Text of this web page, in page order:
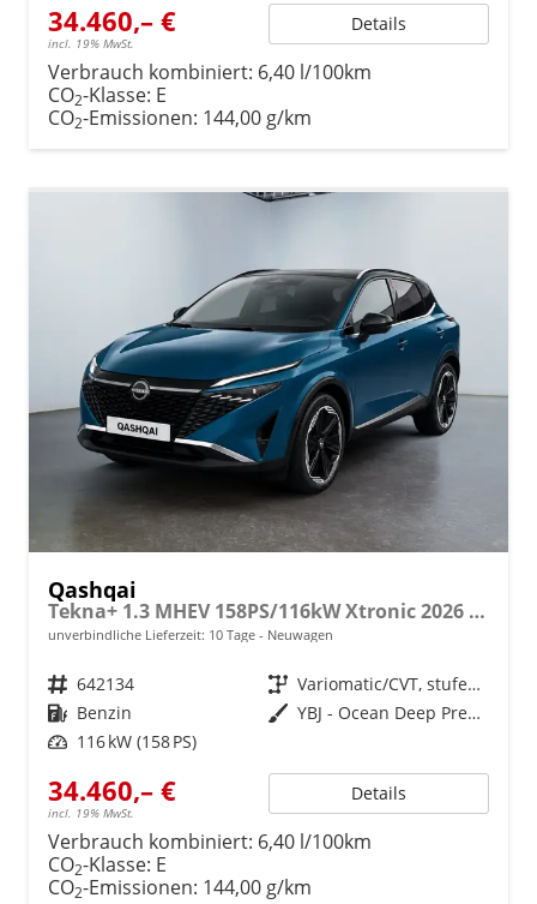
34.460,– €
incl. 19% MwSt.
Details
Verbrauch kombiniert: 6,40 l/100km
CO2-Klasse: E
CO2-Emissionen: 144,00 g/km
Qashqai
Tekna+ 1.3 MHEV 158PS/116kW Xtronic 2026 +20"ALU+PANO+BOSE+HuD
unverbindliche Lieferzeit: 10 Tage Neuwagen
Fahrzeugnr. 642134 Getriebe
Variomatic/CVT, stufenlos
Kraftstoff Benzin Außenfarbe
YBJ - Ocean Deep Premium Met. mit Dach in Schwarz
Leistung 116 kW (158 PS)
34.460,– €
incl. 19% MwSt.
Details
Verbrauch kombiniert: 6,40 l/100km
CO2-Klasse: E
CO2-Emissionen: 144,00 g/km